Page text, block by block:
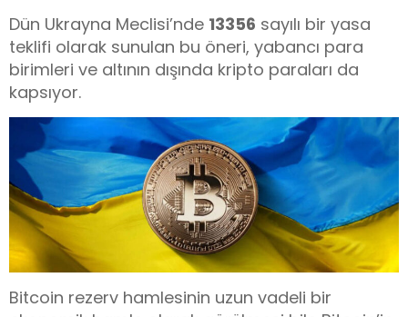
Dün Ukrayna Meclisi’nde 13356 sayılı bir yasa
teklifi olarak sunulan bu öneri, yabancı para
birimleri ve altının dışında kripto paraları da
kapsıyor.
Bitcoin rezerv hamlesinin uzun vadeli bir